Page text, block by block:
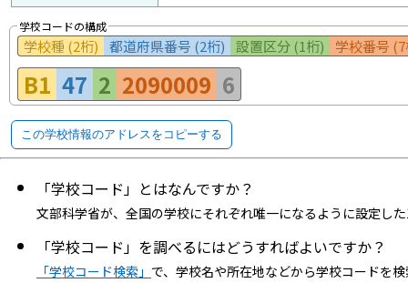
学校コードの構成
学校種 (2桁) 都道府県番号 (2桁) 設置区分 (1桁) 学校番号
B1 47 2 2090009 6
この学校情報のアドレスをコピーする
「学校コード」とはなんですか？
文部科学省が、全国の学校にそれぞれ唯一になるように設定し
「学校コード」を調べるにはどうすればよいですか？
「学校コード検索」 で、学校名や所在地などから学校コードを